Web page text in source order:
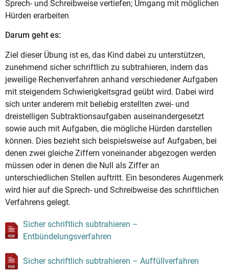
Sprech- und Schreibweise vertiefen; Umgang mit möglichen
Hürden erarbeiten
Darum geht es:
Ziel dieser Übung ist es, das Kind dabei zu unterstützen,
zunehmend sicher schriftlich zu subtrahieren, indem das
jeweilige Rechenverfahren anhand verschiedener Aufgaben
mit steigendem Schwierigkeitsgrad geübt wird. Dabei wird
sich unter anderem mit beliebig erstellten zwei- und
dreistelligen Subtraktionsaufgaben auseinandergesetzt
sowie auch mit Aufgaben, die mögliche Hürden darstellen
können. Dies bezieht sich beispielsweise auf Aufgaben, bei
denen zwei gleiche Ziffern voneinander abgezogen werden
müssen oder in denen die Null als Ziffer an
unterschiedlichen Stellen auftritt. Ein besonderes Augenmerk
wird hier auf die Sprech- und Schreibweise des schriftlichen
Verfahrens gelegt.
Sicher schriftlich subtrahieren –
Entbündelungsverfahren
Sicher schriftlich subtrahieren – Auffüllverfahren